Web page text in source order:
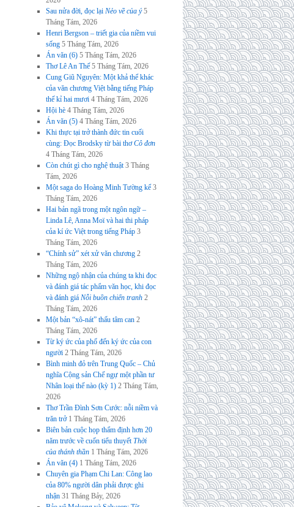
Sau nửa đời, đọc lại Nẻo về của ý 5
Tháng Tám, 2026
Henri Bergson – triết gia của niềm vui
sống 5 Tháng Tám, 2026
Án văn (6) 5 Tháng Tám, 2026
Thơ Lê An Thế 5 Tháng Tám, 2026
Cung Giũ Nguyên: Một khả thể khác
của văn chương Việt bằng tiếng Pháp
thế kỉ hai mươi 4 Tháng Tám, 2026
Hội hè 4 Tháng Tám, 2026
Án văn (5) 4 Tháng Tám, 2026
Khi thực tại trở thành đức tin cuối
cùng: Đọc Brodsky từ bài thơCô đơn
4 Tháng Tám, 2026
Còn chút gì cho nghệ thuật 3 Tháng
Tám, 2026
Một saga do Hoàng Minh Tường kể 3
Tháng Tám, 2026
Hai bản ngã trong một ngôn ngữ –
Linda Lê, Anna Moï và hai thi pháp
của kí ức Việt trong tiếng Pháp 3
Tháng Tám, 2026
“Chính sử” xét xử văn chương 2
Tháng Tám, 2026
Những ngộ nhận của chúng ta khi đọc
và đánh giá tác phẩm văn học, khi đọc
và đánh giá Nỗi buồn chiến tranh 2
Tháng Tám, 2026
Một bản “xô-nát” thấu tâm can 2
Tháng Tám, 2026
Từ ký ức của phố đến ký ức của con
người 2 Tháng Tám, 2026
Bình minh đỏ trên Trung Quốc – Chủ
nghĩa Cộng sản Chế ngự một phần tư
Nhân loại thế nào (kỳ 1) 2 Tháng Tám,
2026
Thơ Trần Đình Sơn Cước: nỗi niềm và
trăn trở 1 Tháng Tám, 2026
Biên bản cuộc họp thẩm định hơn 20
năm trước về cuốn tiểu thuyếtThời
của thánh thần 1 Tháng Tám, 2026
Án văn (4) 1 Tháng Tám, 2026
Chuyên gia Phạm Chi Lan: Công lao
của 80% người dân phải được ghi
nhận 31 Tháng Bảy, 2026